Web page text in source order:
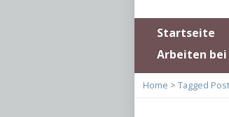
Startseite
Arbeiten
Home > Tagged